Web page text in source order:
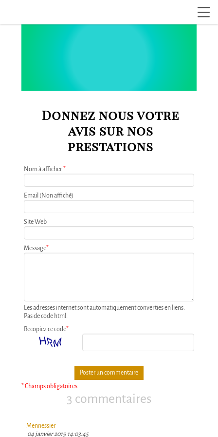
Donnez nous votre
avis sur nos
prestations
Nom à afficher*
Email (Non affiché)
Site Web
Message*
Les adresses internet sont automatiquement converties en liens.
Pas de code html.
Recopiez ce code*
* Champs obligatoires
3 commentaires
Mennessier
04 janvier 2019 14:03:45